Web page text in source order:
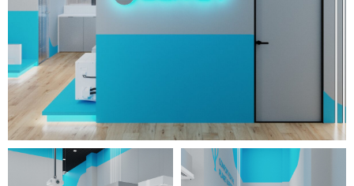
потолках помещений, каркасах
стеклянных перегородок,
оконных рамах и фурнитуре
осветительных приборов.
Продуманная расстановка
мебели позволяет
использовать офисное